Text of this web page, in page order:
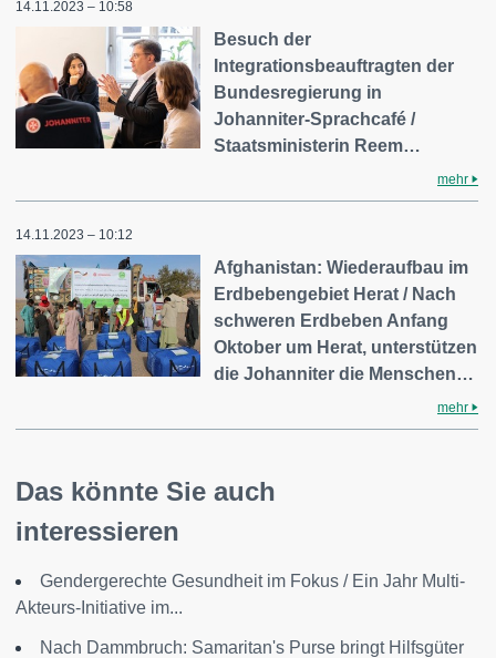
14.11.2023 – 10:58
Besuch der
Integrationsbeauftragten der
Bundesregierung in
Johanniter-Sprachcafé /
Staatsministerin Reem…
mehr
14.11.2023 – 10:12
Afghanistan: Wiederaufbau im
Erdbebengebiet Herat / Nach
schweren Erdbeben Anfang
Oktober um Herat, unterstützen
die Johanniter die Menschen…
mehr
Das könnte Sie auch
interessieren
Gendergerechte Gesundheit im Fokus / Ein Jahr Multi-
Akteurs-Initiative im...
Nach Dammbruch: Samaritan's Purse bringt Hilfsgüter